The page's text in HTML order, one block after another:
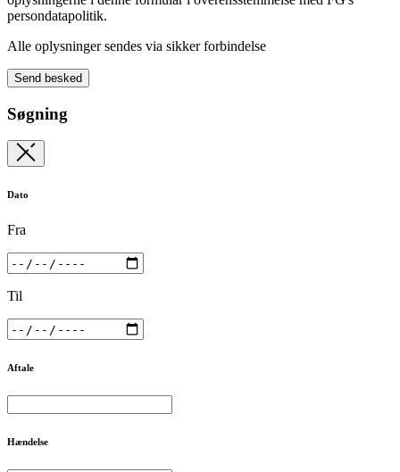
persondatapolitik.
Alle oplysninger sendes via sikker forbindelse
Send besked
Søgning
Dato
Fra
Til
Aftale
Hændelse